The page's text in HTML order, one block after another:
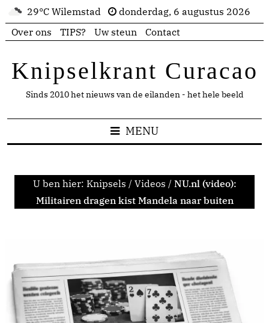
29°C Wilemstad
donderdag, 6 augustus 2026
Over ons
TIPS? Uw steun Contact
Knipselkrant Curacao
Sinds 2010 het nieuws van de eilanden - het hele beeld
MENU
U ben hier: Knipsels / Videos / NU.nl (video):
Militairen dragen kist Mandela naar buiten